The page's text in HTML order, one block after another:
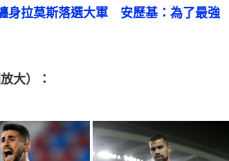
身拉莫斯落選大軍　安歷基：為了最強
大）：